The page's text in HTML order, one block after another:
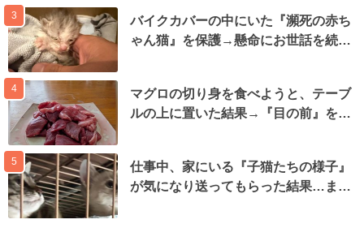
3
バイクカバーの中にいた『瀕死の赤ち
ゃん猫』を保護→懸命にお世話を続…
4
マグロの切り身を食べようと、テーブ
ルの上に置いた結果→『目の前』を…
5
仕事中、家にいる『子猫たちの様子』
が気になり送ってもらった結果…ま…